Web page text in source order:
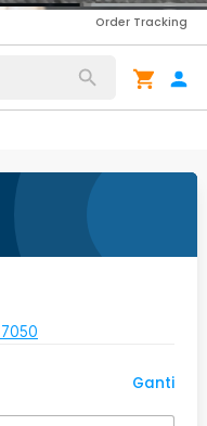
Order Tracking
8
1
1
Ganti